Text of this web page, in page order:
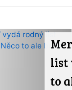
list
to